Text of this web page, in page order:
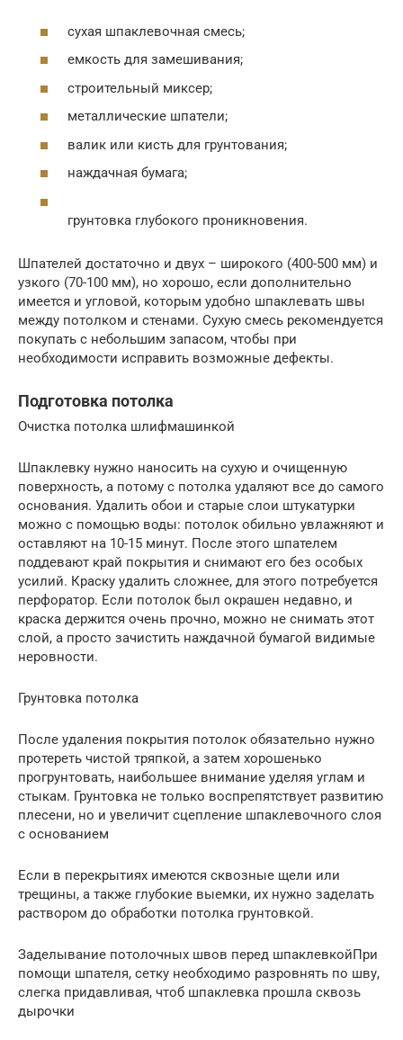
сухая шпаклевочная смесь;
емкость для замешивания;
строительный миксер;
металлические шпатели;
валик или кисть для грунтования;
наждачная бумага;
грунтовка глубокого проникновения.
Шпателей достаточно и двух – широкого (400-500 мм) и
узкого (70-100 мм), но хорошо, если дополнительно
имеется и угловой, которым удобно шпаклевать швы
между потолком и стенами. Сухую смесь рекомендуется
покупать с небольшим запасом, чтобы при
необходимости исправить возможные дефекты.
Подготовка потолка
Очистка потолка шлифмашинкой
Шпаклевку нужно наносить на сухую и очищенную
поверхность, а потому с потолка удаляют все до самого
основания. Удалить обои и старые слои штукатурки
можно с помощью воды: потолок обильно увлажняют и
оставляют на 10-15 минут. После этого шпателем
поддевают край покрытия и снимают его без особых
усилий. Краску удалить сложнее, для этого потребуется
перфоратор. Если потолок был окрашен недавно, и
краска держится очень прочно, можно не снимать этот
слой, а просто зачистить наждачной бумагой видимые
неровности.
Грунтовка потолка
После удаления покрытия потолок обязательно нужно
протереть чистой тряпкой, а затем хорошенько
прогрунтовать, наибольшее внимание уделяя углам и
стыкам. Грунтовка не только воспрепятствует развитию
плесени, но и увеличит сцепление шпаклевочного слоя
с основанием
Если в перекрытиях имеются сквозные щели или
трещины, а также глубокие выемки, их нужно заделать
раствором до обработки потолка грунтовкой.
Заделывание потолочных швов перед шпаклевкойПри
помощи шпателя, сетку необходимо разровнять по шву,
слегка придавливая, чтоб шпаклевка прошла сквозь
дырочки